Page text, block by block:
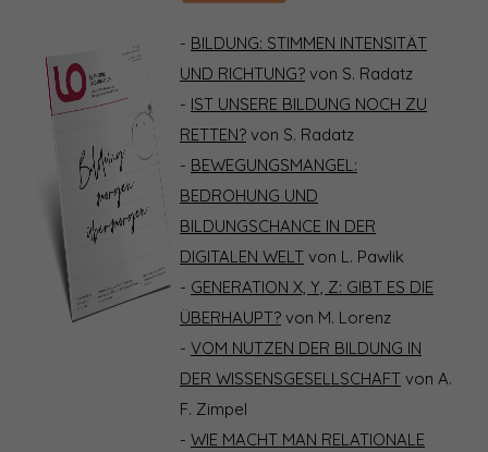
- BILDUNG: STIMMEN INTENSITÄT
UND RICHTUNG? von S. Radatz
- IST UNSERE BILDUNG NOCH ZU
RETTEN? von S. Radatz
- BEWEGUNGSMANGEL:
BEDROHUNG UND
BILDUNGSCHANCE IN DER
DIGITALEN WELT von L. Pawlik
- GENERATION X, Y, Z: GIBT ES DIE
ÜBERHAUPT? von M. Lorenz
- VOM NUTZEN DER BILDUNG IN
DER WISSENSGESELLSCHAFT von A.
F. Zimpel
- WIE MACHT MAN RELATIONALE